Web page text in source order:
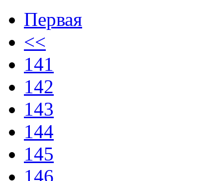
Первая
<<
141
142
143
144
145
146